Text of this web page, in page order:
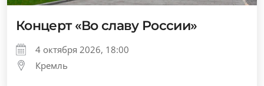
Концерт «Во славу России»
4 октября 2026, 18:00
Кремль